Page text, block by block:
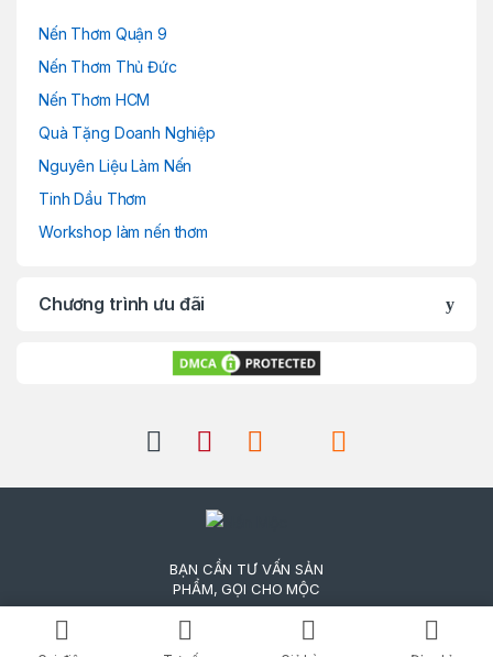
Nến Thơm Quận 9
Nến Thơm Thủ Đức
Nến Thơm HCM
Quà Tặng Doanh Nghiệp
Nguyên Liệu Làm Nến
Tinh Dầu Thơm
Workshop làm nến thơm
Chương trình ưu đãi
BẠN CẦN TƯ VẤN SẢN
PHẨM, GỌI CHO MỘC
0909 408 066 -
0775 999 345